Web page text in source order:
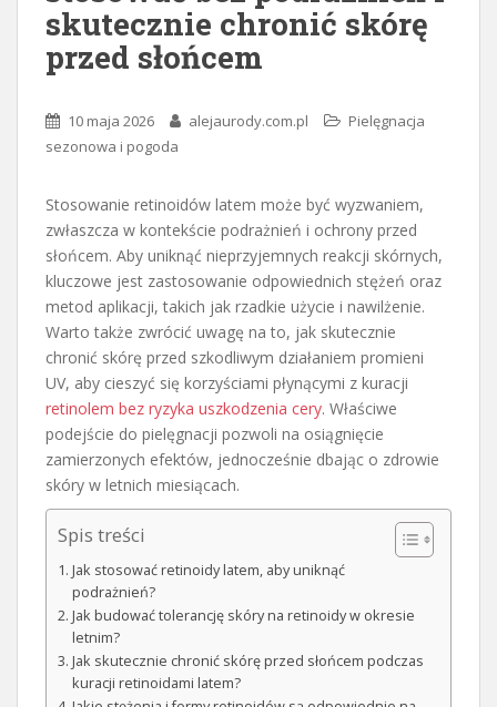
skutecznie chronić skórę
przed słońcem
10 maja 2026 alejaurody.com.pl
Pielęgnacja
sezonowa i pogoda
Stosowanie retinoidów latem może być wyzwaniem,
zwłaszcza w kontekście podrażnień i ochrony przed
słońcem. Aby uniknąć nieprzyjemnych reakcji skórnych,
kluczowe jest zastosowanie odpowiednich stężeń oraz
metod aplikacji, takich jak rzadkie użycie i nawilżenie.
Warto także zwrócić uwagę na to, jak skutecznie
chronić skórę przed szkodliwym działaniem promieni
UV, aby cieszyć się korzyściami płynącymi z kuracji
retinolem bez ryzyka uszkodzenia cery. Właściwe
podejście do pielęgnacji pozwoli na osiągnięcie
zamierzonych efektów, jednocześnie dbając o zdrowie
skóry w letnich miesiącach.
Spis treści
Jak stosować retinoidy latem, aby uniknąć
podrażnień?
Jak budować tolerancję skóry na retinoidy w okresie
letnim?
Jak skutecznie chronić skórę przed słońcem podczas
kuracji retinoidami latem?